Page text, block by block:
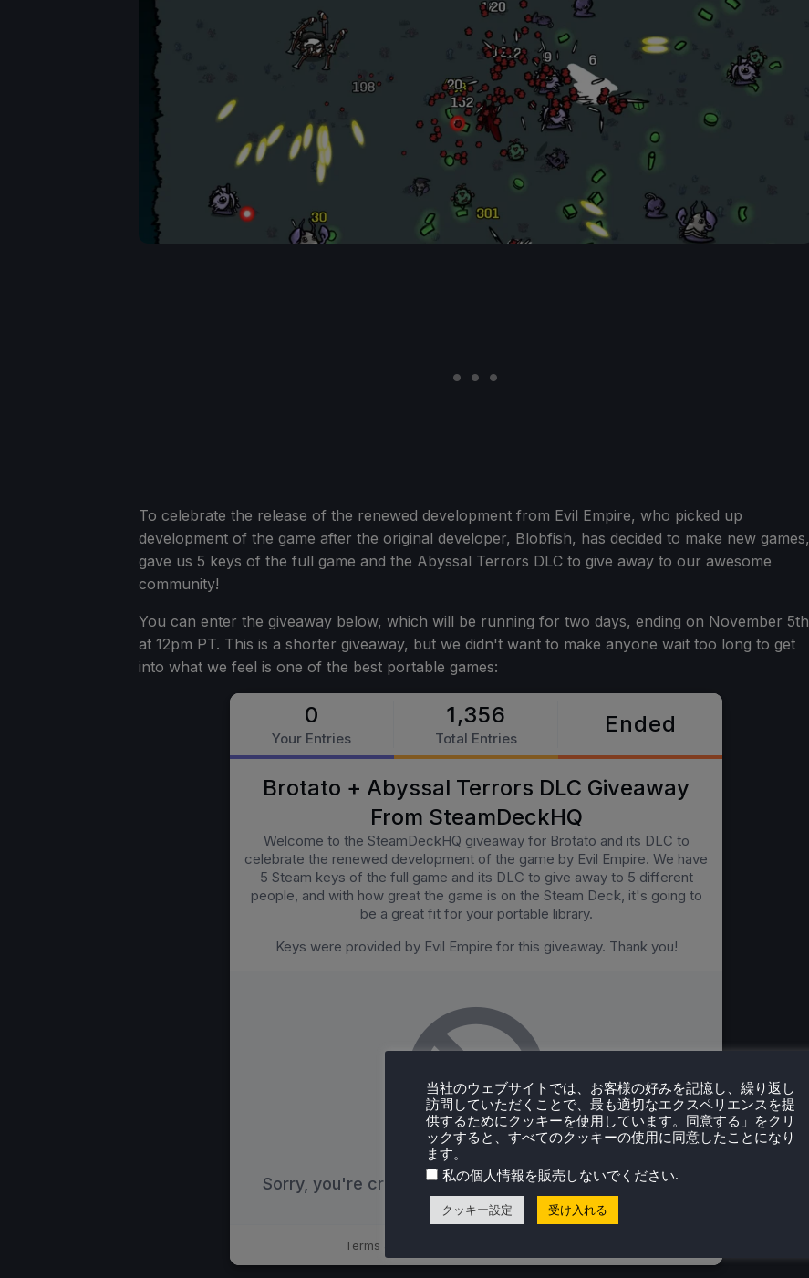
To celebrate the release of the renewed development from Evil Empire, who picked up
development of the game after the original developer, Blobfish, has decided to make new games,
gave us 5 keys of the full game and the Abyssal Terrors DLC to give away to our awesome
community!
You can enter the giveaway below, which will be running for two days, ending on November 5th
at 12pm PT. This is a shorter giveaway, but we didn't want to make anyone wait too long to get
into what we feel is one of the best portable games:
当社のウェブサイトでは、お客様の好みを記憶し、繰り返し
訪問していただくことで、最も適切なエクスペリエンスを提
供するためにクッキーを使用しています。同意する」をクリ
ックすると、すべてのクッキーの使用に同意したことになり
ます。
私の個人情報を販売しないでください.
クッキー設定 受け入れる